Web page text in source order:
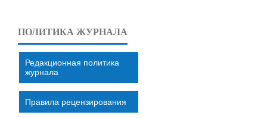
ПОЛИТИКА ЖУРНАЛА
Редакционная политика
журнала
Правила рецензирования